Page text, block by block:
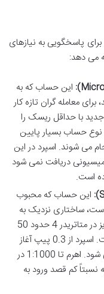
پاسخگویی به نیازهای
می دهد:
این حساب که به
معامله گران تازه کار
با حداقل ریسک را
نوع حساب بسیار پایین
می شوند. اسپرد در این
دریافت نمی شود
این حساب که محبوب
ساختاری نزدیک به
حساب های واقعی بازار دارد. حداقل واریز در متاتریدر 4 حدود 50
دلار و در متاتریدر 5 حدود 100 دلار است. اسپرد از 0.3 پیپ آغاز
شده و کمیسیون معاملاتی دریافت نمی شود. اهرم تا 1:1000 در
کم قصد ورود به